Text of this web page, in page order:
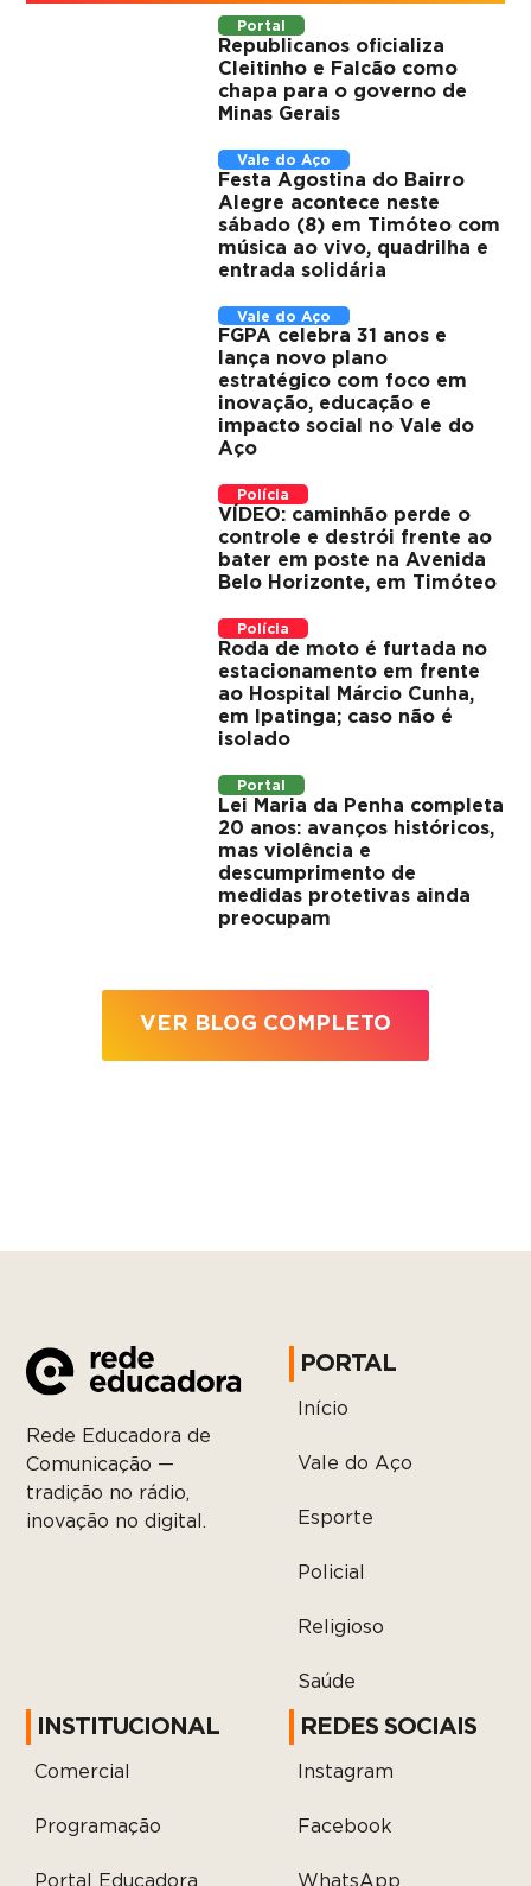
Portal
Republicanos oficializa
Cleitinho e Falcão como
chapa para o governo de
Minas Gerais
Vale do Aço
Festa Agostina do Bairro
Alegre acontece neste
sábado (8) em Timóteo com
música ao vivo, quadrilha e
entrada solidária
Vale do Aço
FGPA celebra 31 anos e
lança novo plano
estratégico com foco em
inovação, educação e
impacto social no Vale do
Aço
Polícia
VÍDEO: caminhão perde o
controle e destrói frente ao
bater em poste na Avenida
Belo Horizonte, em Timóteo
Polícia
Roda de moto é furtada no
estacionamento em frente
ao Hospital Márcio Cunha,
em Ipatinga; caso não é
isolado
Portal
Lei Maria da Penha completa
20 anos: avanços históricos,
mas violência e
descumprimento de
medidas protetivas ainda
preocupam
VER BLOG COMPLETO
Rede Educadora de
Comunicação —
tradição no rádio,
inovação no digital.
PORTAL
Início
Vale do Aço
Esporte
Policial
Religioso
Saúde
INSTITUCIONAL
Comercial
Programação
Portal Educadora
REDES SOCIAIS
Instagram
Facebook
WhatsApp